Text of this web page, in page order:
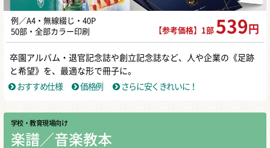
例／A4・無線綴じ・40P
50部・全部カラー印刷
【参考価格】1部 539 円
卒園アルバム・退官記念誌や創立記念誌など、人や企業の《足跡
と希望》を、最適な形で冊子に。
おすすめ仕様
価格例 さらに安くきれいに！
学校・教育現場向け
楽譜／音楽教本